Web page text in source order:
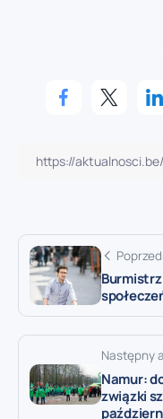
Następny
Namur:
związki